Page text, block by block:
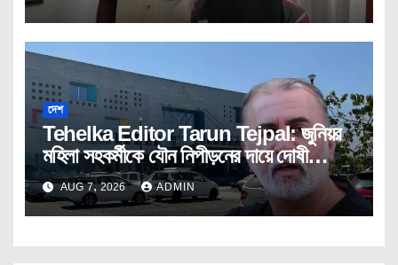
দেশ
Tehelka Editor Tarun Tejpal: জুনিয়র
মহিলা সহকর্মীকে যৌন নিপীড়নের দায়ে দোষী
সাব্যস্ত তেহেলকার সম্পাদক।
AUG 7, 2026 ADMIN